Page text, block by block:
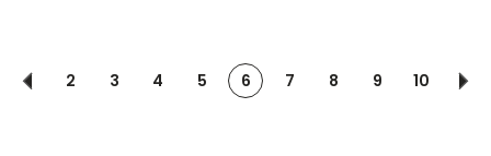
2 3 4 5 6 7 8 9 10